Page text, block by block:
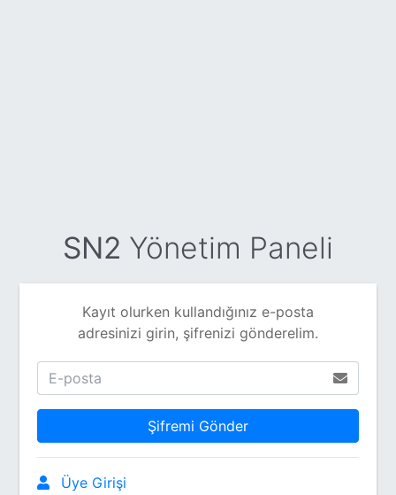
SN2 Yönetim Paneli
Kayıt olurken kullandığınız e-posta
adresinizi girin, şifrenizi gönderelim.
Şifremi Gönder
Üye Girişi